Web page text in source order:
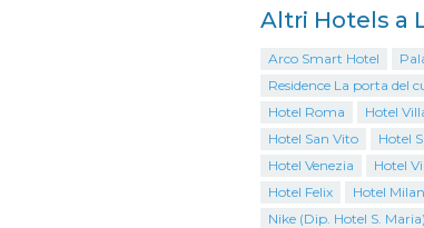
Altri Hotels a
Arco Smart Hotel
Residence La porta del
Hotel Roma
Hotel
Hotel San Vito
Hotel
Hotel Venezia
Hotel
Hotel Felix
Hotel
Nike (Dip. Hotel S. Maria)